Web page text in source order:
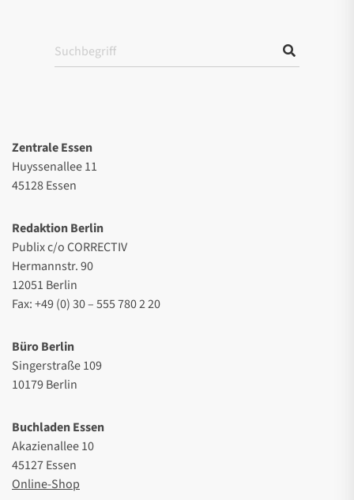
Zentrale Essen
Huyssenallee 11
45128 Essen
Redaktion Berlin
Publix c/o CORRECTIV
Hermannstr. 90
12051 Berlin
Fax: +49 (0) 30 – 555 780 2 20
Büro Berlin
Singerstraße 109
10179 Berlin
Buchladen Essen
Akazienallee 10
45127 Essen
Online-Shop